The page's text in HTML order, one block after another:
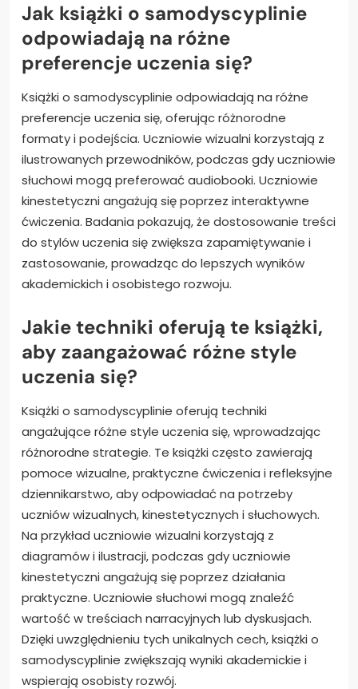
Jak książki o samodyscyplinie
odpowiadają na różne
preferencje uczenia się?
Książki o samodyscyplinie odpowiadają na różne
preferencje uczenia się, oferując różnorodne
formaty i podejścia. Uczniowie wizualni korzystają z
ilustrowanych przewodników, podczas gdy uczniowie
słuchowi mogą preferować audiobooki. Uczniowie
kinestetyczni angażują się poprzez interaktywne
ćwiczenia. Badania pokazują, że dostosowanie treści
do stylów uczenia się zwiększa zapamiętywanie i
zastosowanie, prowadząc do lepszych wyników
akademickich i osobistego rozwoju.
Jakie techniki oferują te książki,
aby zaangażować różne style
uczenia się?
Książki o samodyscyplinie oferują techniki
angażujące różne style uczenia się, wprowadzając
różnorodne strategie. Te książki często zawierają
pomoce wizualne, praktyczne ćwiczenia i refleksyjne
dziennikarstwo, aby odpowiadać na potrzeby
uczniów wizualnych, kinestetycznych i słuchowych.
Na przykład uczniowie wizualni korzystają z
diagramów i ilustracji, podczas gdy uczniowie
kinestetyczni angażują się poprzez działania
praktyczne. Uczniowie słuchowi mogą znaleźć
wartość w treściach narracyjnych lub dyskusjach.
Dzięki uwzględnieniu tych unikalnych cech, książki o
samodyscyplinie zwiększają wyniki akademickie i
wspierają osobisty rozwój.